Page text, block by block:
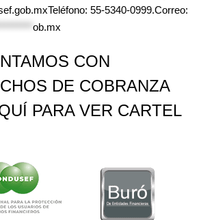
55-5340-0999.Correo:
ob.mx
CON
DE COBRANZA
PARA VER CARTEL